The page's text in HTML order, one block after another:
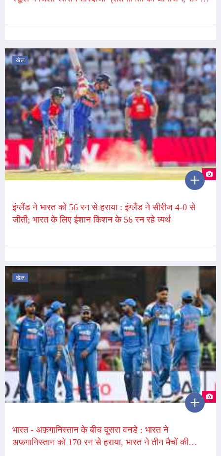
खेल
इंग्लैंड ने भारत को 56 रन से हराया : इंग्लैंड ने सीरीज 4-0 से
जीती; भारत के लिए ईशान किशन के 56 रन रहे व्यर्थ
खेल
भारत - अफ़गानिस्तान के बीच दूसरा वनडे : भारत ने
अफगानिस्तान को 170 रन से हराया, भारत ने तीन मैचों की